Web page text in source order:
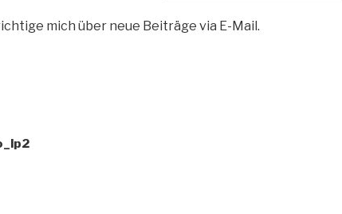
mich über neue Beiträge via E-Mail.